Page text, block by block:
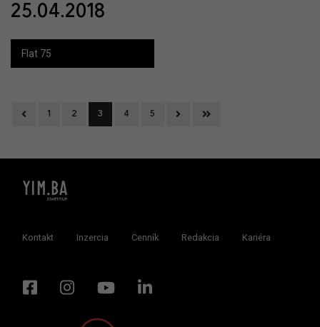
25.04.2018
Flat 75
Previous
1 2 3 4 5 Last
Kontakt Inzercia Cenník Redakcia Kariéra